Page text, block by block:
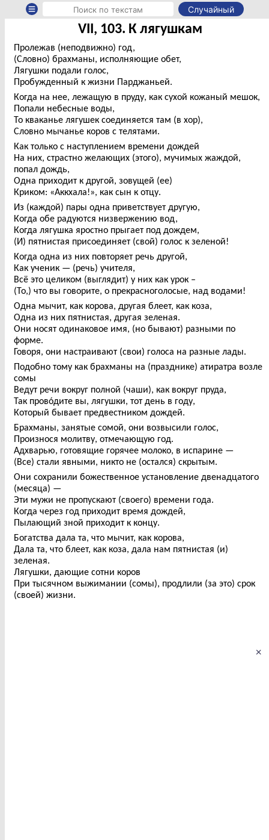
Случайный
×
VII, 103. К лягушкам
Пролежав (неподвижно) год,
(Словно) брахманы, исполняющие обет,
Лягушки подали голос,
Пробужденный к жизни Парджаньей.
Когда на нее, лежащую в пруду, как сухой кожаный мешок,
Попали небесные воды,
То кваканье лягушек соединяется там (в хор),
Словно мычанье коров с телятами.
Как только с наступлением времени дождей
На них, страстно желающих (этого), мучимых жаждой,
попал дождь,
Одна приходит к другой, зовущей (ее)
Криком: «Аккхала!», как сын к отцу.
Из (каждой) пары одна приветствует другую,
Когда обе радуются низвержению вод,
Когда лягушка яростно прыгает под дождем,
(И) пятнистая присоединяет (свой) голос к зеленой!
Когда одна из них повторяет речь другой,
Как ученик — (речь) учителя,
Всё это целиком (выглядит) у них как урок –
(То,) что вы говорите, о прекрасноголосые, над водами!
Одна мычит, как корова, другая блеет, как коза,
Одна из них пятнистая, другая зеленая.
Они носят одинаковое имя, (но бывают) разными по
форме.
Говоря, они настраивают (свои) голоса на разные лады.
Подобно тому как брахманы на (празднике) атиратра возле
сомы
Ведут речи вокруг полной (чаши), как вокруг пруда,
Так провóдите вы, лягушки, тот день в году,
Который бывает предвестником дождей.
Брахманы, занятые сомой, они возвысили голос,
Произнося молитву, отмечающую год.
Адхварью, готовящие горячее молоко, в испарине —
(Все) стали явными, никто не (остался) скрытым.
Они сохранили божественное установление двенадцатого
(месяца) —
Эти мужи не пропускают (своего) времени года.
Когда через год приходит время дождей,
Пылающий зной приходит к концу.
Богатства дала та, что мычит, как корова,
Дала та, что блеет, как коза, дала нам пятнистая (и)
зеленая.
Лягушки, дающие сотни коров
При тысячном выжимании (сомы), продлили (за это) срок
(своей) жизни.